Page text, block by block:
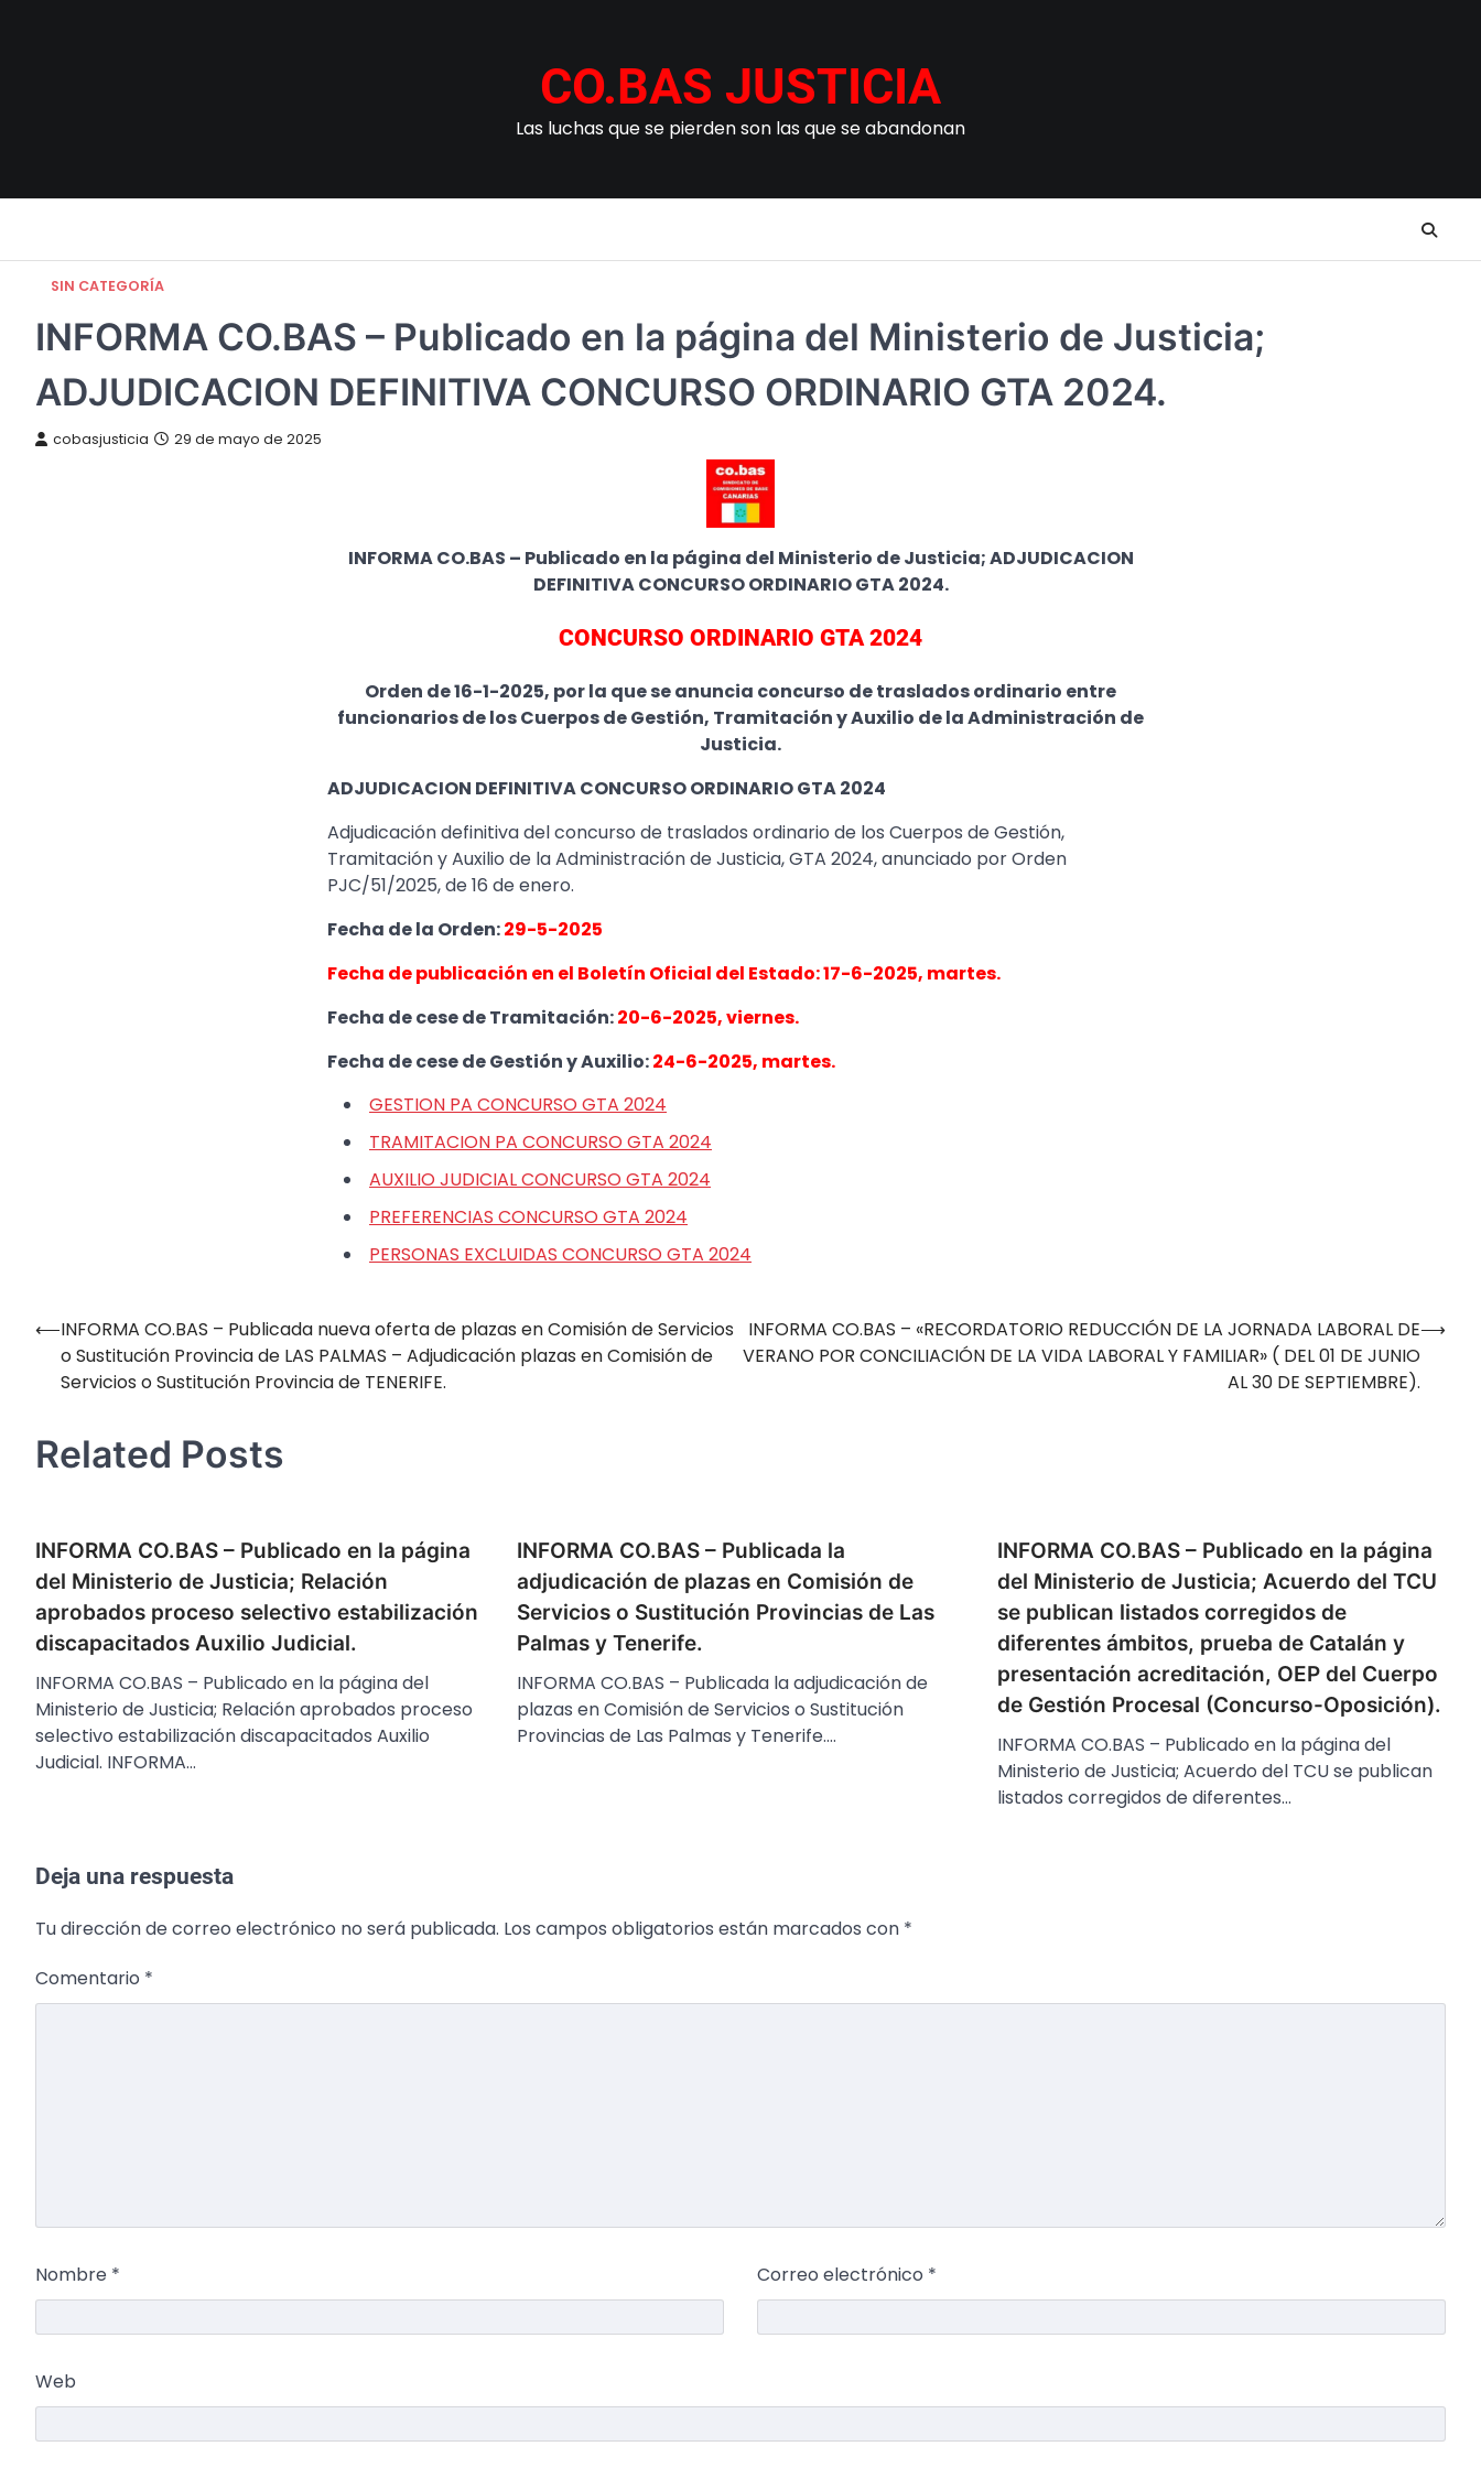
CO.BAS JUSTICIA
Las luchas que se pierden son las que se abandonan
SIN CATEGORÍA
INFORMA CO.BAS – Publicado en la página del Ministerio de Justicia;
ADJUDICACION DEFINITIVA CONCURSO ORDINARIO GTA 2024.
cobasjusticia 29 de mayo de 2025
INFORMA CO.BAS – Publicado en la página del Ministerio de Justicia; ADJUDICACION
DEFINITIVA CONCURSO ORDINARIO GTA 2024.
CONCURSO ORDINARIO GTA 2024
Orden de 16-1-2025, por la que se anuncia concurso de traslados ordinario entre
funcionarios de los Cuerpos de Gestión, Tramitación y Auxilio de la Administración de
Justicia.
ADJUDICACION DEFINITIVA CONCURSO ORDINARIO GTA 2024
​Adjudicación definitiva del concurso de traslados ordinario de los Cuerpos de Gestión,
Tramitación y Auxilio de la Administración de Justicia, GTA 2024, anunciado por Orden
PJC/51/2025, de 16 de enero.
Fecha de la Orden:29-5-2025
Fecha de publicación en el Boletín Oficial del Estado: 17-6-2025, martes.
Fecha de cese de Tramitación:20-6-2025, viernes.
Fecha de cese de Gestión y Auxilio:24-6-2025, martes. ​
GESTION PA CONCURSO GTA 2024
TRAMITACION PA CONCURSO GTA 2024
AUXILIO JUDICIAL CONCURSO GTA 2024
PREFERENCIAS CONCURSO GTA 2024
PERSONAS EXCLUIDAS CONCURSO GTA 2024
Navegación
⟵INFORMA CO.BAS – Publicada nueva oferta de plazas en Comisión de Servicios
o Sustitución Provincia de LAS PALMAS – Adjudicación plazas en Comisión de
Servicios o Sustitución Provincia de TENERIFE.
INFORMA CO.BAS – «RECORDATORIO REDUCCIÓN DE LA JORNADA LABORAL DE
VERANO POR CONCILIACIÓN DE LA VIDA LABORAL Y FAMILIAR» ( DEL 01 DE JUNIO
AL 30 DE SEPTIEMBRE).
⟶
Related Posts
INFORMA CO.BAS – Publicado en la página
del Ministerio de Justicia; Relación
aprobados proceso selectivo estabilización
discapacitados Auxilio Judicial.
INFORMA CO.BAS – Publicado en la página del
Ministerio de Justicia; Relación aprobados proceso
selectivo estabilización discapacitados Auxilio
Judicial. INFORMA…
INFORMA CO.BAS – Publicada la
adjudicación de plazas en Comisión de
Servicios o Sustitución Provincias de Las
Palmas y Tenerife.
INFORMA CO.BAS – Publicada la adjudicación de
plazas en Comisión de Servicios o Sustitución
Provincias de Las Palmas y Tenerife.…
INFORMA CO.BAS – Publicado en la página
del Ministerio de Justicia; Acuerdo del TCU
se publican listados corregidos de
diferentes ámbitos, prueba de Catalán y
presentación acreditación, OEP del Cuerpo
de Gestión Procesal (Concurso-Oposición).
INFORMA CO.BAS – Publicado en la página del
Ministerio de Justicia; Acuerdo del TCU se publican
listados corregidos de diferentes…
Deja una respuesta
Tu dirección de correo electrónico no será publicada. Los campos obligatorios están marcados con *
Comentario *
Nombre * Correo electrónico *
Web